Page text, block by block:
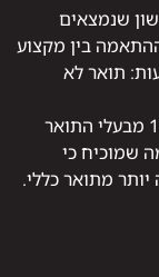
ראשון שנמצאים
ושיעור אי־ההתאמה בין מקצוע
על כ־40%. המשמעות: תואר לא
מצד שני, מחקר של מרכז טאוב מצא כי 17.5% מבעלי התואר
שמוכיח כי
מתואר כללי.